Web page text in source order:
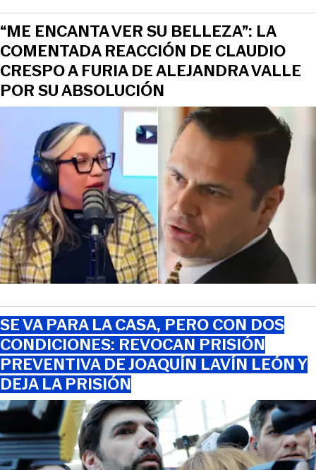
“ME ENCANTA VER SU BELLEZA”: LA
COMENTADA REACCIÓN DE CLAUDIO
CRESPO A FURIA DE ALEJANDRA VALLE
POR SU ABSOLUCIÓN
SE VA PARA LA CASA, PERO CON DOS
CONDICIONES: REVOCAN PRISIÓN
PREVENTIVA DE JOAQUÍN LAVÍN LEÓN Y
DEJA LA PRISIÓN